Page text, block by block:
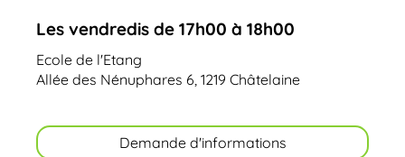
Les vendredis de 17h00 à 18h00
Ecole de l'Etang
Allée des Nénuphares 6, 1219 Châtelaine
Demande d'informations